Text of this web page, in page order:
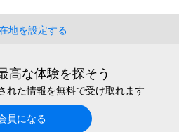
地を設定する
高な体験を探そう
れた情報を無料で受け取れます
員になる